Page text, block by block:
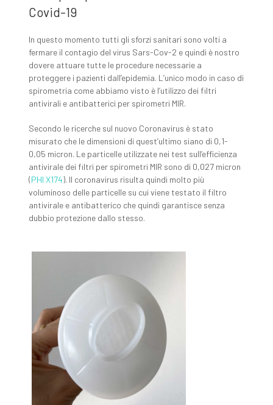
Covid-19
In questo momento tutti gli sforzi sanitari sono volti a
fermare il contagio del virus Sars-Cov-2 e quindi è nostro
dovere attuare tutte le procedure necessarie a
proteggere i pazienti dall’epidemia. L’unico modo in caso di
spirometria come abbiamo visto è l’utilizzo dei filtri
antivirali e antibatterici per spirometri MIR.
Secondo le ricerche sul nuovo Coronavirus è stato
misurato che le dimensioni di quest’ultimo siano di 0,1-
0,05 micron. Le particelle utilizzate nei test sull’efficienza
antivirale dei filtri per spirometri MIR sono di 0,027 micron
(PHI X174). Il coronavirus risulta quindi molto più
voluminoso delle particelle su cui viene testato il filtro
antivirale e antibatterico che quindi garantisce senza
dubbio protezione dallo stesso.